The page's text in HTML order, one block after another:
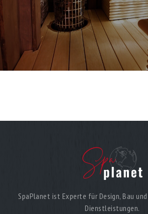
SpaPlanet ist Experte für Design, Bau
Dienstleistungen.